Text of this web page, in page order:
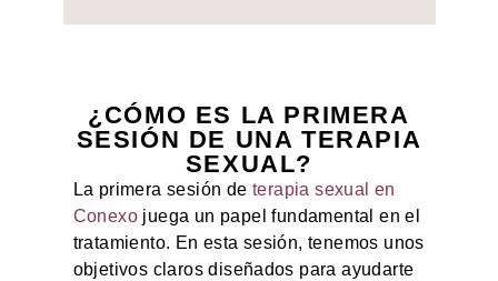
¿CÓMO ES LA PRIMERA
SESIÓN DE UNA TERAPIA
SEXUAL?
La primera sesión de terapia sexual en
Conexojuega un papel fundamental en el
tratamiento. En esta sesión, tenemos unos
objetivos claros diseñados para ayudarte